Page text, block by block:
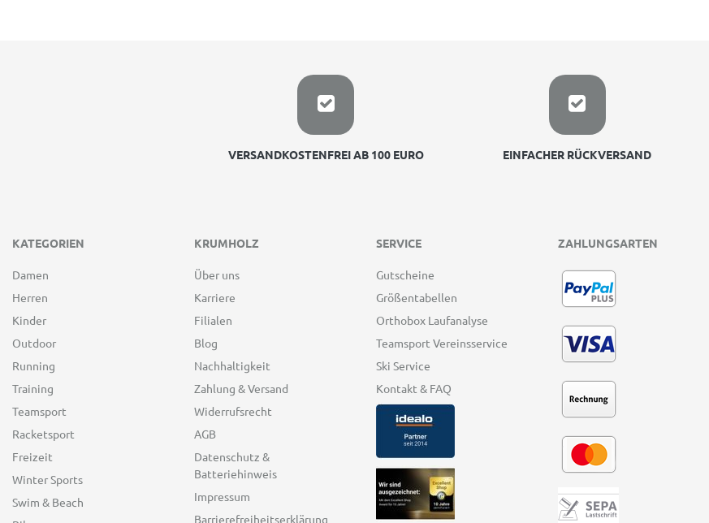
VERSANDKOSTENFREI AB 100 EURO EINFACHER RÜCKVERSAND
KATEGORIEN
Damen
Herren
Kinder
Outdoor
Running
Training
Teamsport
Racketsport
Freizeit
Winter Sports
Swim & Beach
KRUMHOLZ
Über uns
Karriere
Filialen
Blog
Nachhaltigkeit
Zahlung & Versand
Widerrufsrecht
AGB
Datenschutz &
Batteriehinweis
Impressum
Barrierefreiheitserklärung
SERVICE
Gutscheine
Größentabellen
Orthobox Laufanalyse
Teamsport Vereinsservice
Ski Service
Kontakt & FAQ
ZAHLUNGSARTEN